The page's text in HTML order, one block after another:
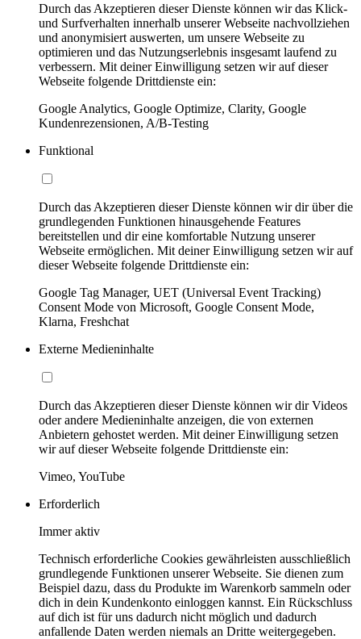
Durch das Akzeptieren dieser Dienste können wir das Klick-
und Surfverhalten innerhalb unserer Webseite nachvollziehen
und anonymisiert auswerten, um unsere Webseite zu
optimieren und das Nutzungserlebnis insgesamt laufend zu
verbessern. Mit deiner Einwilligung setzen wir auf dieser
Webseite folgende Drittdienste ein:
Google Analytics, Google Optimize, Clarity, Google
Kundenrezensionen, A/B-Testing
Funktional
Durch das Akzeptieren dieser Dienste können wir dir über die
grundlegenden Funktionen hinausgehende Features
bereitstellen und dir eine komfortable Nutzung unserer
Webseite ermöglichen. Mit deiner Einwilligung setzen wir auf
dieser Webseite folgende Drittdienste ein:
Google Tag Manager, UET (Universal Event Tracking)
Consent Mode von Microsoft, Google Consent Mode,
Klarna, Freshchat
Externe Medieninhalte
Durch das Akzeptieren dieser Dienste können wir dir Videos
oder andere Medieninhalte anzeigen, die von externen
Anbietern gehostet werden. Mit deiner Einwilligung setzen
wir auf dieser Webseite folgende Drittdienste ein:
Vimeo, YouTube
Erforderlich
Immer aktiv
Technisch erforderliche Cookies gewährleisten ausschließlich
grundlegende Funktionen unserer Webseite. Sie dienen zum
Beispiel dazu, dass du Produkte im Warenkorb sammeln oder
dich in dein Kundenkonto einloggen kannst. Ein Rückschluss
auf dich ist für uns dadurch nicht möglich und dadurch
anfallende Daten werden niemals an Dritte weitergegeben.